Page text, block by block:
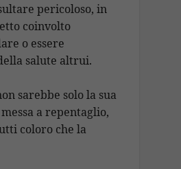
pericoloso, in
coinvolto
o essere
salute altrui.
sarebbe solo la sua
a repentaglio,
coloro che la